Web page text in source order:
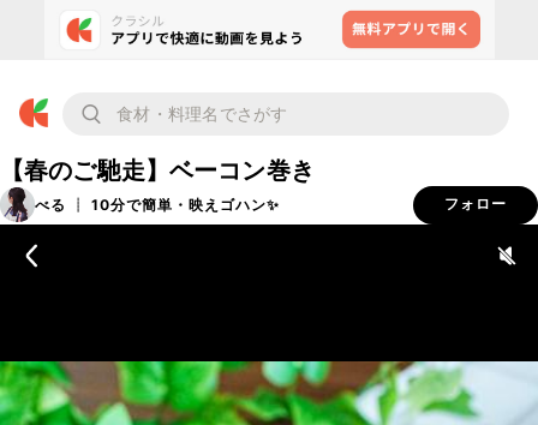
【春のご馳走】ベーコン巻き
べる ┊ 10分で簡単・映えゴハン✨ フォロー